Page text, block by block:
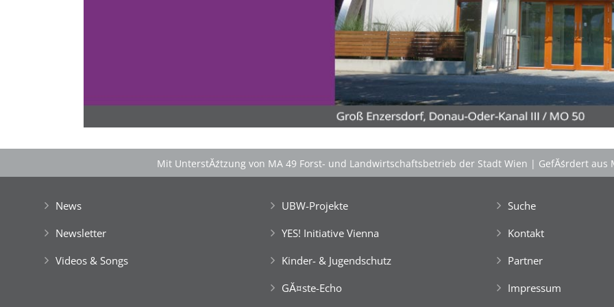
'Schlafnester CampLodges'
Kids nĂ¤chtigen auf der 'Augenweide'!
Gemeinsam mit Freund*innen im kuscheligen
'Schlafnest'nĂ¤chtigen, NaturhĂźtten im Wald
gestalten, kreativ ein FloĂŸ bauen, im NaturgewĂ¤sser
baden, klettern, tĂźmpeln, mikroskopieren â€Ś dem
Knistern am Lagerfeuer lauschen, abends die Au
erkunden und viele weitere Abenteuer erleben!
PĂ¤dagog*innen wissen zu begeistern. Sie sorgen rund
um die Uhr um das Wohl der Kinder, fĂźr Bewegung
und Freude im Camp-Alltag, â€Ś ebenso fĂźr die
'CateringInsel' frisch zubereiteten, kĂśstlichen Bio-
> 'Schlafnester CampLodges'
Spontan anfragen,
Kinder, Geschwister & Freund*innen begeistern
Mit UnterstĂźtzung von MA 49 Forst- und Landwirtschaftsbetrieb der Stadt Wien | GefĂśrdert aus
News
Newsletter
Videos & Songs
UBW-Projekte
YES! Initiative Vienna
Kinder- & Jugendschutz
GĂ¤ste-Echo
Suche
Kontakt
Partner
Impressum